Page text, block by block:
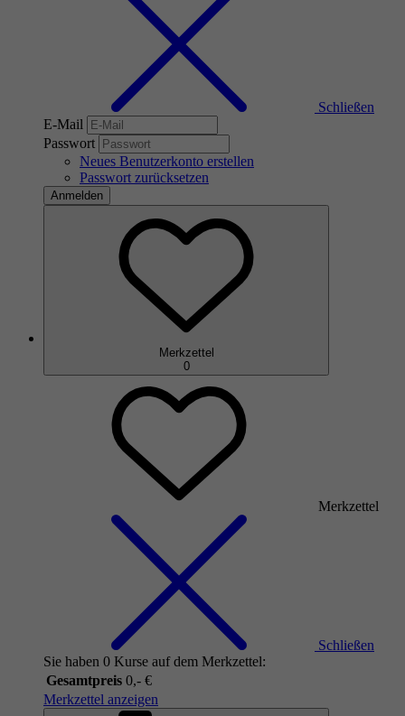
Schließen
E-Mail
Passwort
Neues Benutzerkonto erstellen
Passwort zurücksetzen
Anmelden
Merkzettel
0
Merkzettel
Schließen
Sie haben 0 Kurse auf dem Merkzettel:
Gesamtpreis 0,- €
Merkzettel anzeigen